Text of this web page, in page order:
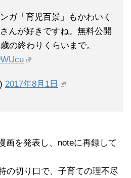
ガ「育児百景」もかわいく
んが好きですね。無料公開
の終わりくらいまで。
2017年8月1日
画を発表し、noteに再録して
の切り口で、子育ての理不尽